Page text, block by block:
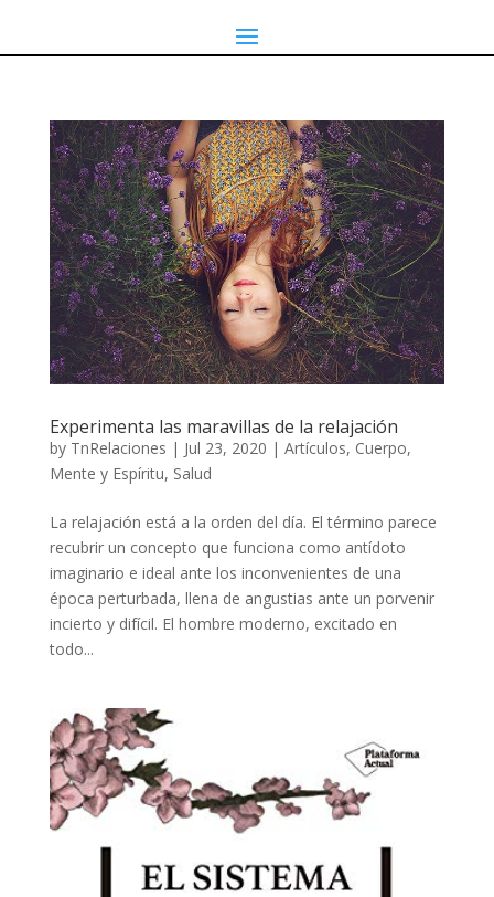
Experimenta las maravillas de la relajación
by TnRelaciones | Jul 23, 2020 | Artículos, Cuerpo,
Mente y Espíritu, Salud
La relajación está a la orden del día. El término parece
recubrir un concepto que funciona como antídoto
imaginario e ideal ante los inconvenientes de una
época perturbada, llena de angustias ante un porvenir
incierto y difícil. El hombre moderno, excitado en
todo...